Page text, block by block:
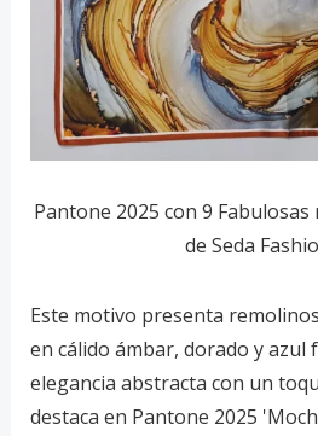
Pantone 2025 con 9
de Seda
Este motivo presenta
en cálido ámbar, dorado y azul
elegancia abstracta con un
destaca en Pantone 2025